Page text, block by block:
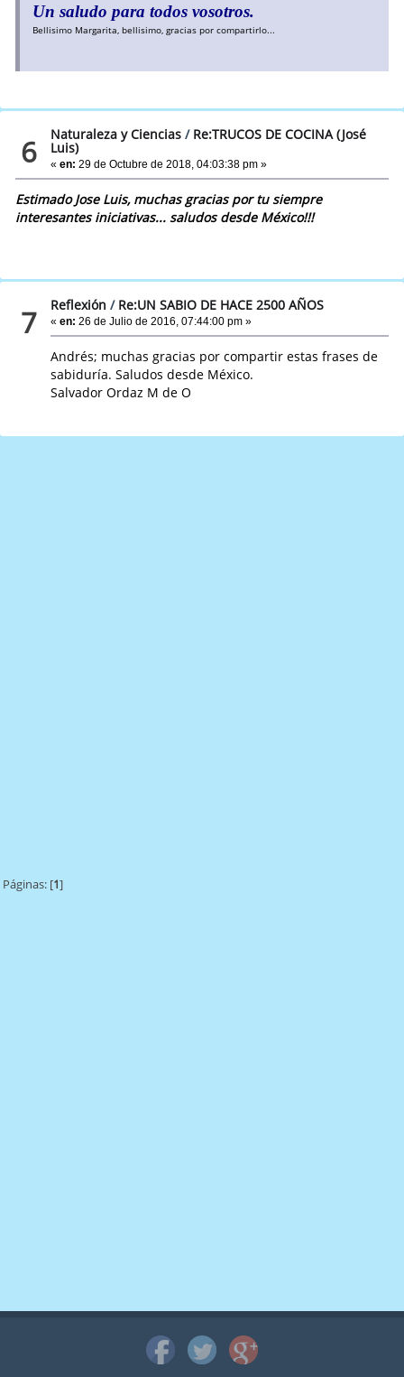
Un saludo para todos vosotros.
Bellisimo Margarita, bellisimo, gracias por compartirlo...
6 Naturaleza y Ciencias / Re:TRUCOS DE COCINA (José
Luis)
«en: 29 de Octubre de 2018, 04:03:38 pm »
Estimado Jose Luis, muchas gracias por tu siempre
interesantes iniciativas... saludos desde México!!!
7 Reflexión / Re:UN SABIO DE HACE 2500 AÑOS
«en: 26 de Julio de 2016, 07:44:00 pm »
Andrés; muchas gracias por compartir estas frases de
sabiduría. Saludos desde México.
Salvador Ordaz M de O
Páginas: [1]